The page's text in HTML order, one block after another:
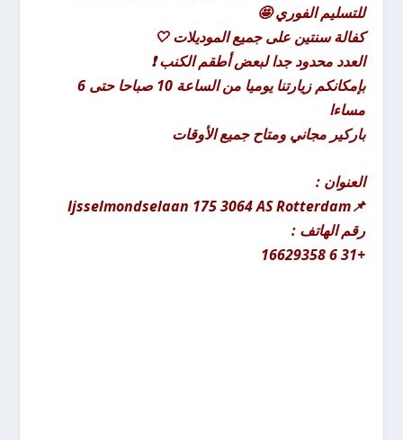
للتسليم الفوري 🤩
كفالة سنتين على جميع الموديلات 🤍
العدد محدود جدا لبعض أطقم الكنب ❗
بإمكانكم زيارتنا يوميا من الساعة 10 صباحا حتى 6
مساءا
باركير مجاني ومتاح جميع الأوقات
العنوان :
📌Ijsselmondselaan 175 3064 AS Rotterdam
رقم الهاتف :
+31 6 16629358